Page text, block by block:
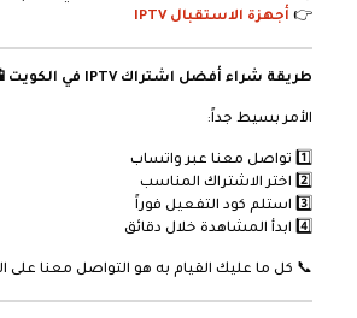
👉 أجهزة الاستقبال IPTV
طريقة شراء أفضل اشتراك IPTV في الكويت 📲
الأمر بسيط جداً:
1️⃣ تواصل معنا عبر واتساب
2️⃣ اختر الاشتراك المناسب
3️⃣ استلم كود التفعيل فوراً
4️⃣ ابدأ المشاهدة خلال دقائق
📞 كل ما عليك القيام به هو التواصل معنا على